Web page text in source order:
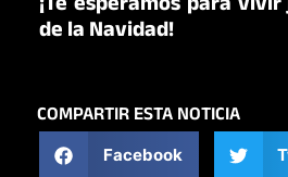
de la Navidad!
COMPARTIR ESTA NOTICIA
Facebook